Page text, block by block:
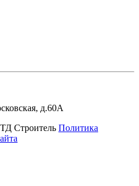
д.60А
Строитель Политика